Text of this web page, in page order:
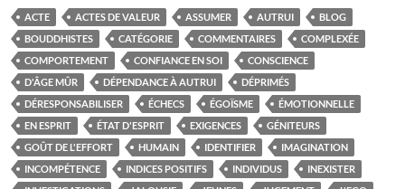
ACTE ACTES DE VALEUR ASSUMER AUTRUI
BLOG
BOUDDHISTES
CATÉGORIE COMMENTAIRES
COMPLEXÉE
COMPORTEMENT
CONFIANCE EN SOI
CONSCIENCE
D'ÂGE MÛR
DÉPENDANCE À AUTRUI
DÉPRIMÉS
DÉRESPONSABILISER
ÉCHECS ÉGOÏSME
ÉMOTIONNELLE
EN ESPRIT
ÉTAT D'ESPRIT EXIGENCES
GÉNITEURS
GOÛT DE L'EFFORT
HUMAIN IDENTIFIER
IMAGINATION
INCOMPÉTENCE
INDICES POSITIFS INDIVIDUS
INEXISTER